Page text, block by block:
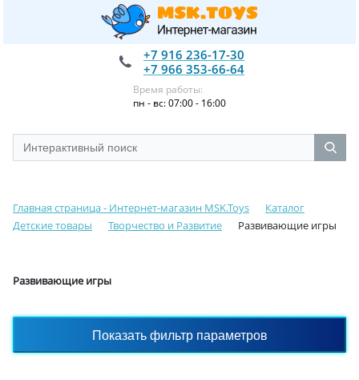
+7 916 236-17-30
+7 966 353-66-64
Время работы:
пн - вс: 07:00 - 16:00
Главная страница - Интернет-магазин MSK.Toys
Каталог
Детские товары
Творчество и Развитие Развивающие игры
Развивающие игры
Показать фильтр параметров